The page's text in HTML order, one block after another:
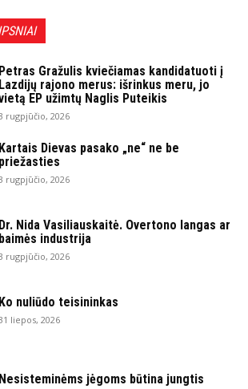
Petras Gražulis kviečiamas kandidatuoti į
Lazdijų rajono merus: išrinkus meru, jo
EP užimtų Naglis Puteikis
rugpjūčio, 2026
Kartais Dievas pasako „ne“ ne be
priežasties
rugpjūčio, 2026
Dr. Nida Vasiliauskaitė. Overtono langas ar
baimės industrija
rugpjūčio, 2026
Ko nuliūdo teisininkas
liepos, 2026
Nesisteminėms jėgoms būtina jungtis